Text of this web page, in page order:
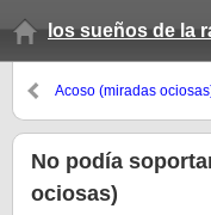
los sueños de la
Acoso (miradas
No podía
ociosas)